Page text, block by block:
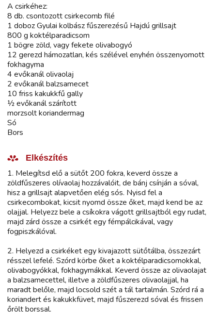
A csirkéhez:
8 db. csontozott csirkecomb filé
1 doboz Gyulai kolbász fűszerezésű Hajdú grillsajt
800 g koktélparadicsom
1 bögre zöld, vagy fekete olivabogyó
12 gerezd hámozatlan, kés szélével enyhén összenyomott
fokhagyma
4 evőkanál olivaolaj
2 evőkanál balzsamecet
10 friss kakukkfű gally
½ evőkanál szárított
morzsolt koriandermag
Só
Bors
Elkészítés
1. Melegítsd elő a sütőt 200 fokra, keverd össze a
zöldfűszeres olívaolaj hozzávalóit, de bánj csínján a sóval,
hisz a grillsajt alapvetően elég sós. Nyisd fel a
csirkecombokat, kicsit nyomd össze őket, majd kend be az
olajjal. Helyezz bele a csíkokra vágott grillsajtból egy rudat,
majd zárd össze a csirkét egy fémpálcikával, vagy
fogpiszkálóval.
2. Helyezd a csirkéket egy kivajazott sütőtálba, összezárt
résszel lefelé. Szórd körbe őket a koktélparadicsomokkal,
olivabogyókkal, fokhagymákkal. Keverd össze az olivaolajat
a balzsamecettel, illetve a zöldfűszeres olivaolajjal, ha
maradt belőle, majd locsold szét a tál tartalmán. Szórd rá a
koriandert és kakukkfüvet, majd fűszerezd sóval és frissen
őrölt borssal.